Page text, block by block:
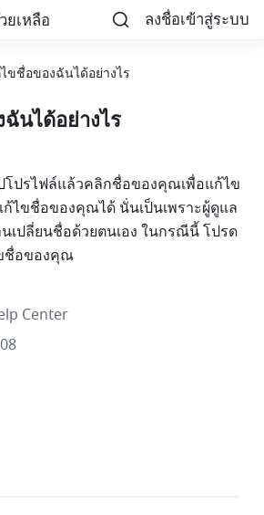
เหลือ ลงชื่อเข้าสู่ระบบ
ขชื่อของฉันได้อย่างไร
นได้อย่างไร
ปรไฟล์แล้วคลิกชื่อของคุณเพื่อแก้ไข
ไขชื่อของคุณได้ นั่นเป็นเพราะผู้ดูแล
ปลี่ยนชื่อด้วยตนเอง ในกรณีนี้ โปรด
ชื่อของคุณ
Center